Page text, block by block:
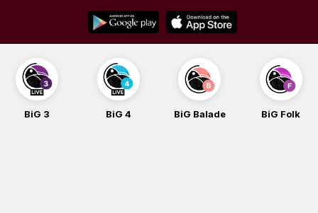
content
BiG 3 BiG 4 BiG Balade BiG Folk